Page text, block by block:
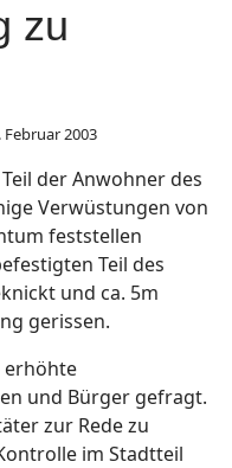
zu
Februar 2003
der Anwohner des
Verwüstungen von
feststellen
Teil des
und ca. 5m
gerissen.
erhöhte
und Bürger gefragt.
zur Rede zu
im Stadtteil